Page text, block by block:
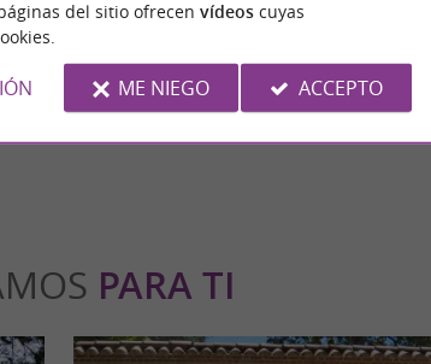
...
UP2PLAY
UP2Play, un parque temático donde divertirte cerca de Tarbes
12,5 km - Tarbes
PARA TI
del sitio ofrecen vídeoscuyas
ME NIEGO ACCEPTO